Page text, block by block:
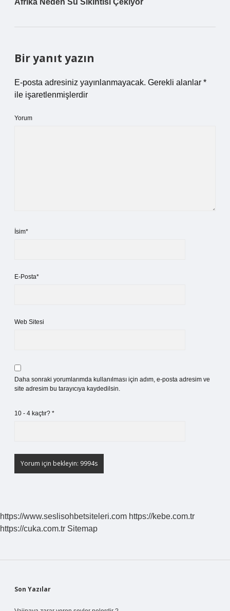
Afrika Neden Su Sıkıntısı Çekiyor
Bir yanıt yazın
E-posta adresiniz yayınlanmayacak. Gerekli alanlar *
ile işaretlenmişlerdir
Yorum
İsim*
E-Posta*
Web Sitesi
Daha sonraki yorumlarımda kullanılması için adım, e-posta adresim ve
site adresim bu tarayıcıya kaydedilsin.
10 - 4 kaçtır? *
https://www.seslisohbetsiteleri.com https://kebe.com.tr
https://cuka.com.tr Sitemap
Sidebar
Son Yazılar